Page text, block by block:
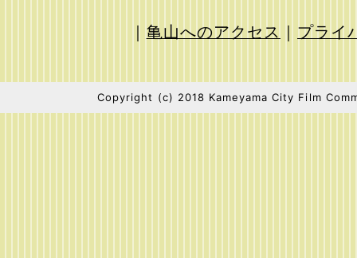
｜ 亀山へのアクセス ｜ プライ
Copyright (c) 2018 Kameyama City Film